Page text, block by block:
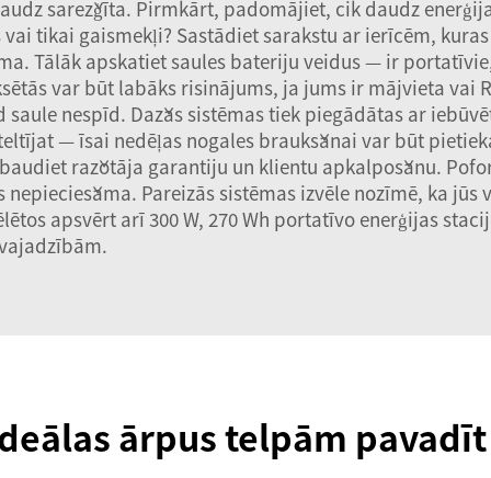
sarežģīta. Pirmkārt, padomājiet, cik daudz
tikai gaismekļi? Sastādiet sarakstu ar ierīcēm,
Tālāk apskatiet saules bateriju veidus — ir
var būt labāks risinājums, ja jums ir mājvieta vai
nespīd. Dažas sistēmas tiek piegādātas ar
— īsai nedēļas nogales braukšanai var būt
ražotāja garantiju un klientu apkalpošanu.
Pareizās sistēmas izvēle nozīmē, ka jūs
apsvērt arī300 W, 270 Wh portatīvo enerģijas
ārpus telpām